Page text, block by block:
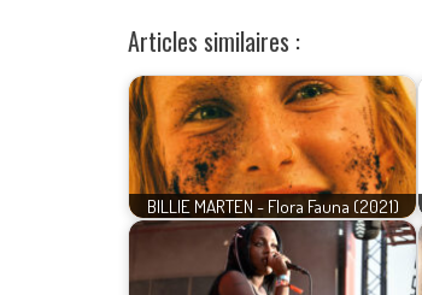
Articles similaires :
BILLIE MARTEN - Flora Fauna (2021)